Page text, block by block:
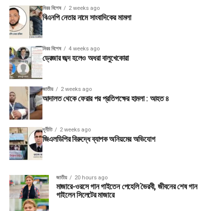
মিরর বিশেষ 2 weeks ago
বিএনপি নেতার নামে সাংবাদিকের মামলা
মিরর বিশেষ 4 weeks ago
ড্রেজার জব্দ হলেও অধরা বালুখেকোরা
জাতীয় 2 weeks ago
আদালত থেকে ফেরার পর প্রতিপক্ষের হামলা : আহত ৪
দূর্নীতি 2 weeks ago
জিএলডিপির বিরুদ্ধে ব্যাপক অনিয়মের অভিযোগ
জাতীয় 20 hours ago
মাজারে-ওরসে গান গাইতেন পেহেলি ভৈরবী, জীবনের শেষ গান
গাইলেন সিলেটের মাজারে